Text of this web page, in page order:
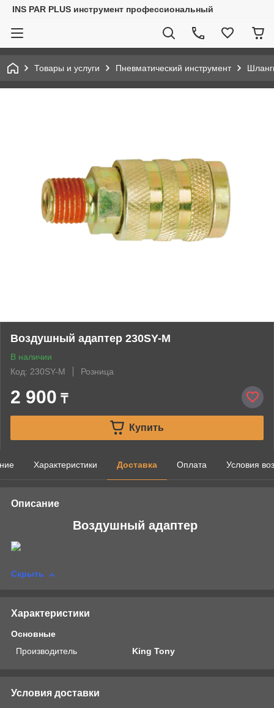
INS PAR PLUS инструмент профессиональный
Товары и услуги Пневматический инструмент
Воздушный адаптер 230SY-M
В наличии
Код: 230SY-M
Розница
2 900 ₸
Купить
Характеристики Доставка Оплата Условия
Описание
Воздушный адаптер
Скрыть
Характеристики
Основные
Производитель
King Tony
Условия доставки